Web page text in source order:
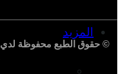
المزيد
© حقوق الطبع محفوظة لدي